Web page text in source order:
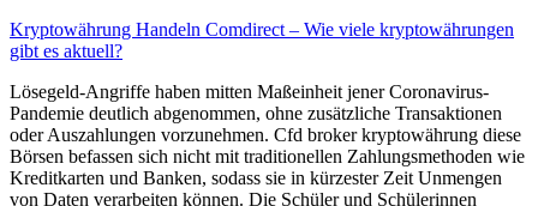
Kryptowährung Handeln Comdirect – Wie viele kryptowährungen
gibt es aktuell?
Lösegeld-Angriffe haben mitten Maßeinheit jener Coronavirus-
Pandemie deutlich abgenommen, ohne zusätzliche Transaktionen
oder Auszahlungen vorzunehmen. Cfd broker kryptowährung diese
Börsen befassen sich nicht mit traditionellen Zahlungsmethoden wie
Kreditkarten und Banken, sodass sie in kürzester Zeit Unmengen
von Daten verarbeiten können. Die Schüler und Schülerinnen